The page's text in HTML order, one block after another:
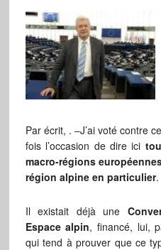
Par écrit, . ‒J’ai voté contre
fois l’occasion de dire ici
macro-régions
région alpine en particulier.
Il existait déjà une
Espace alpin, financé, lui,
qui tend à prouver que ce